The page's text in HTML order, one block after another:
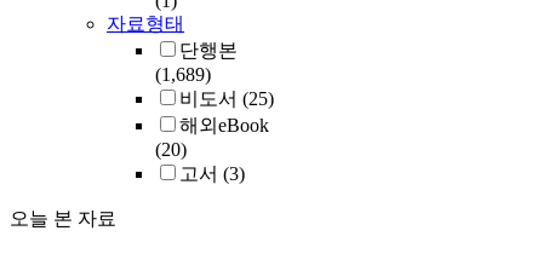
자료형태
단행본
(1,689)
비도서 (25)
해외eBook
(20)
고서 (3)
오늘 본 자료